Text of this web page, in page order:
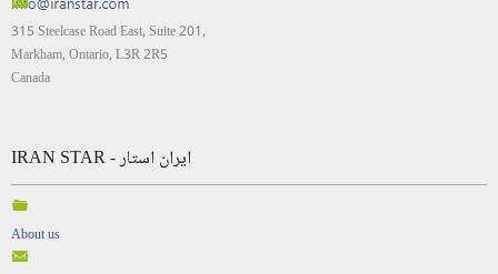
315 Steelcase Road East, Suite 201,
Markham, Ontario, L3R 2R5
Canada
IRAN STAR - ایران استار
About us